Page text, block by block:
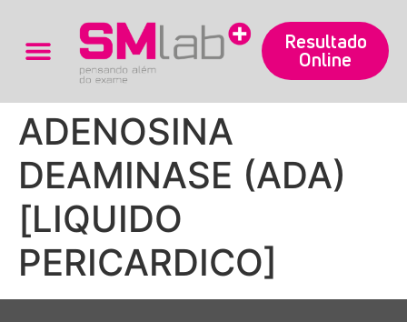
Resultado
Online
ADENOSINA
DEAMINASE (ADA)
[LIQUIDO
PERICARDICO]